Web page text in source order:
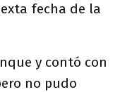
fecha de la
y contó con
no pudo